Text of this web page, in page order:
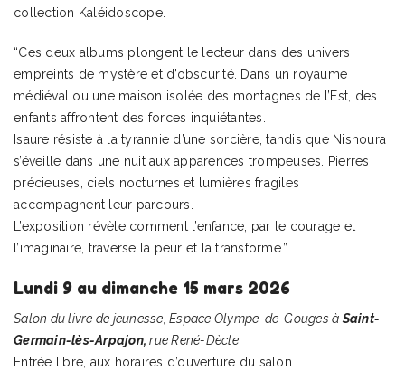
collection Kaléidoscope.
“Ces deux albums plongent le lecteur dans des univers
empreints de mystère et d’obscurité. Dans un royaume
médiéval ou une maison isolée des montagnes de l’Est, des
enfants affrontent des forces inquiétantes.
Isaure résiste à la tyrannie d’une sorcière, tandis que Nisnoura
s’éveille dans une nuit aux apparences trompeuses. Pierres
précieuses, ciels nocturnes et lumières fragiles
accompagnent leur parcours.
L’exposition révèle comment l’enfance, par le courage et
l’imaginaire, traverse la peur et la transforme.”
Lundi 9 au dimanche 15 mars 2026
Salon du livre de jeunesse, Espace Olympe-de-Gouges à Saint-
Germain-lès-Arpajon,rue René-Dècle
Entrée libre, aux horaires d’ouverture du salon